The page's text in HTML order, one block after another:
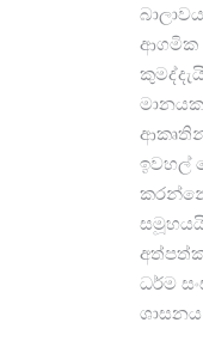
ආගමික
ඉවහල්
ධර්ම
ශාසන​ය